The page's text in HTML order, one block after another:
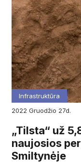
Infrastruktūra
2022
gruodžio 27d.
„Tilsta“ už
naujosios
Smiltynėje